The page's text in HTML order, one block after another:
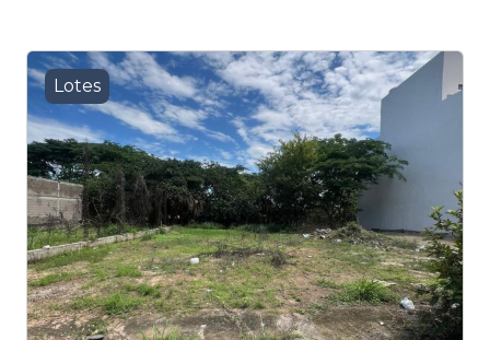
Lotes